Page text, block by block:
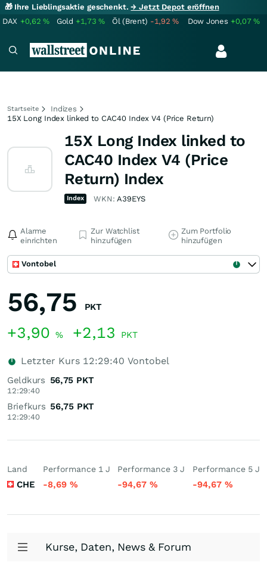
🎁 Ihre Lieblingsaktie geschenkt.→ Jetzt Depot eröffnen
DAX +0,62% Gold +1,73% Öl (Brent) -1,92% Dow Jones +0,07%
Startseite
Indizes
15X Long Index linked to CAC40 Index V4 (Price Return)
15X Long Index linked to
CAC40 Index V4 (Price
Return) Index
Index WKN:A39EYS
Alarme
einrichten
Zur Watchlist
hinzufügen
Zum Portfolio
hinzufügen
Vontobel
56,75 PKT
+3,90 % +2,13 PKT
Letzter Kurs 12:29:40 Vontobel
Geldkurs
12:29:40
56,75 PKT
Briefkurs
12:29:40
56,75 PKT
Land
CHE
Performance 1 J
-8,69 %
Performance 3 J
-94,67%
Performance 5 J
-94,67 %
Kurse, Daten, News & Forum